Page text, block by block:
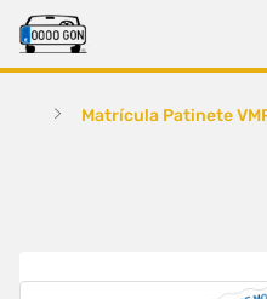
Matrícula Patinete